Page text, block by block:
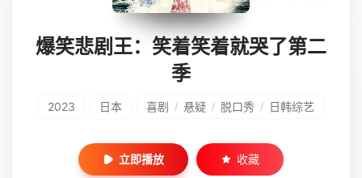
爆笑悲剧王：笑着笑着就哭了第二
季
2023 日本 喜剧 / 悬疑 / 脱口秀 / 日韩综艺
立即播放 收藏